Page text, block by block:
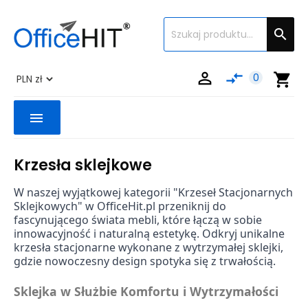

shopping_cart
compare_arrows 0

menu
Krzesła sklejkowe
W naszej wyjątkowej kategorii "Krzeseł Stacjonarnych
Sklejkowych" w OfficeHit.pl przeniknij do
fascynującego świata mebli, które łączą w sobie
innowacyjność i naturalną estetykę. Odkryj unikalne
krzesła stacjonarne wykonane z wytrzymałej sklejki,
gdzie nowoczesny design spotyka się z trwałością.
Sklejka w Służbie Komfortu i Wytrzymałości